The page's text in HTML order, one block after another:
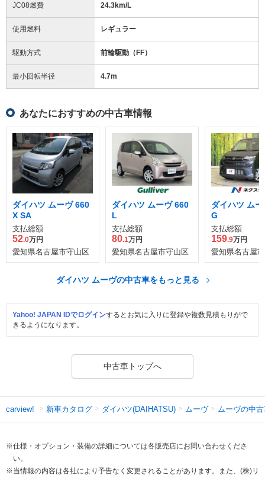
JC08燃費 24.3km/L
使用燃料 レギュラー
駆動方式 前輪駆動（FF）
最小回転半径 4.7m
あなたにおすすめの中古車情報
ダイハツ ムーヴ 660
X SA
支払総額
52.0万円
愛知県名古屋市守山区
ダイハツ ムーヴ 660
L
支払総額
80.1万円
愛知県名古屋市守山区
ダイハツ ム
G
支払総額
159.9万円
愛知県名古屋
ダイハツ ムーヴの中古車をもっと見る
Yahoo! JAPAN IDでログインするとお気に入りに登録や複数見積もりがで
きるようになります。
中古車トップへ
carview! 新車カタログ ダイハツ(DAIHATSU) ムーヴ ムーヴの中
※仕様・オプション・装備の詳細については各販売店にお問い合わせくださ
い。
※当情報の内容は各社により予告なく変更されることがあります。また、(株)リ